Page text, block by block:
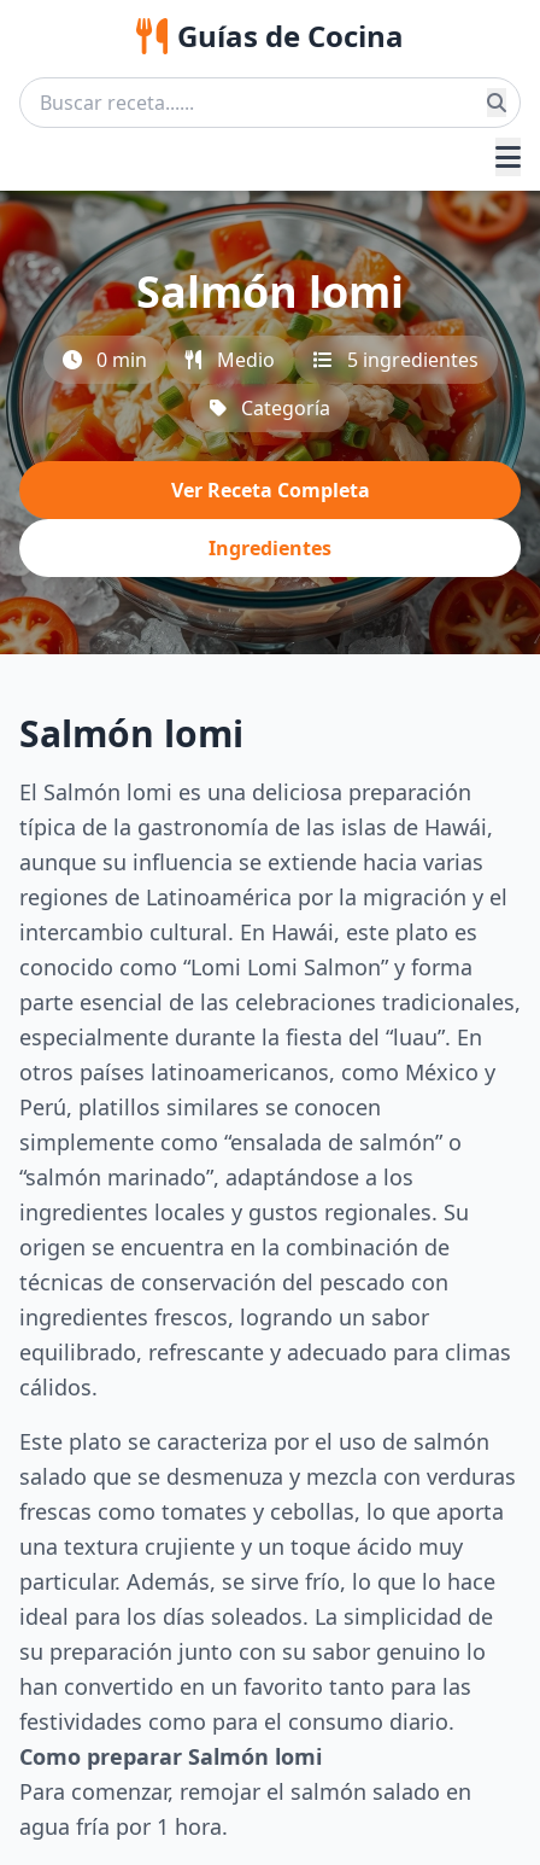
Guías de Cocina
Salmón lomi
0 min Medio
5 ingredientes
Categoría
Ver Receta Completa
Ingredientes
Salmón lomi
El Salmón lomi es una deliciosa preparación
típica de la gastronomía de las islas de Hawái,
aunque su influencia se extiende hacia varias
regiones de Latinoamérica por la migración y el
intercambio cultural. En Hawái, este plato es
conocido como “Lomi Lomi Salmon” y forma
parte esencial de las celebraciones tradicionales,
especialmente durante la fiesta del “luau”. En
otros países latinoamericanos, como México y
Perú, platillos similares se conocen
simplemente como “ensalada de salmón” o
“salmón marinado”, adaptándose a los
ingredientes locales y gustos regionales. Su
origen se encuentra en la combinación de
técnicas de conservación del pescado con
ingredientes frescos, logrando un sabor
equilibrado, refrescante y adecuado para climas
cálidos.
Este plato se caracteriza por el uso de salmón
salado que se desmenuza y mezcla con verduras
frescas como tomates y cebollas, lo que aporta
una textura crujiente y un toque ácido muy
particular. Además, se sirve frío, lo que lo hace
ideal para los días soleados. La simplicidad de
su preparación junto con su sabor genuino lo
han convertido en un favorito tanto para las
festividades como para el consumo diario.
Como preparar Salmón lomi
Para comenzar, remojar el salmón salado en
agua fría por 1 hora.